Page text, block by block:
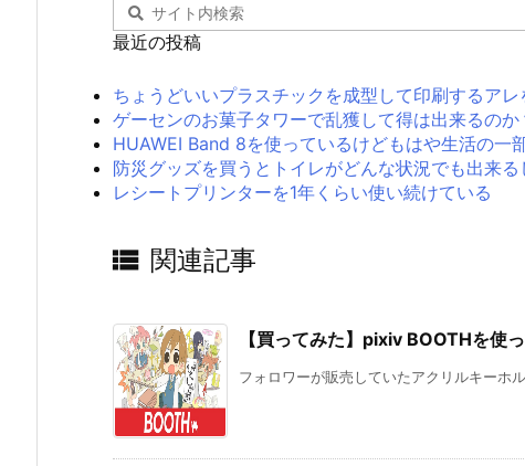
最近の投稿
ちょうどいいプラスチックを成型して印刷するアレ
ゲーセンのお菓子タワーで乱獲して得は出来るのか
HUAWEI Band 8を使っているけどもはや生活の一
防災グッズを買うとトイレがどんな状況でも出来
レシートプリンターを1年くらい使い続けている
 関連記事
【買ってみた】pixiv BOOTHを使
フォロワーが販売していたアクリルキーホ